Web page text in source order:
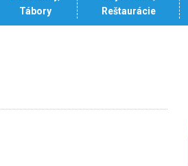
Tábory
Reštaurácie